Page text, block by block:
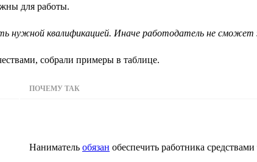
для работы.
нужной квалификацией. Иначе работодатель не сможет
собрали примеры в таблице.
ПОЧЕМУ ТАК
Наниматель обязан обеспечить работника средствами